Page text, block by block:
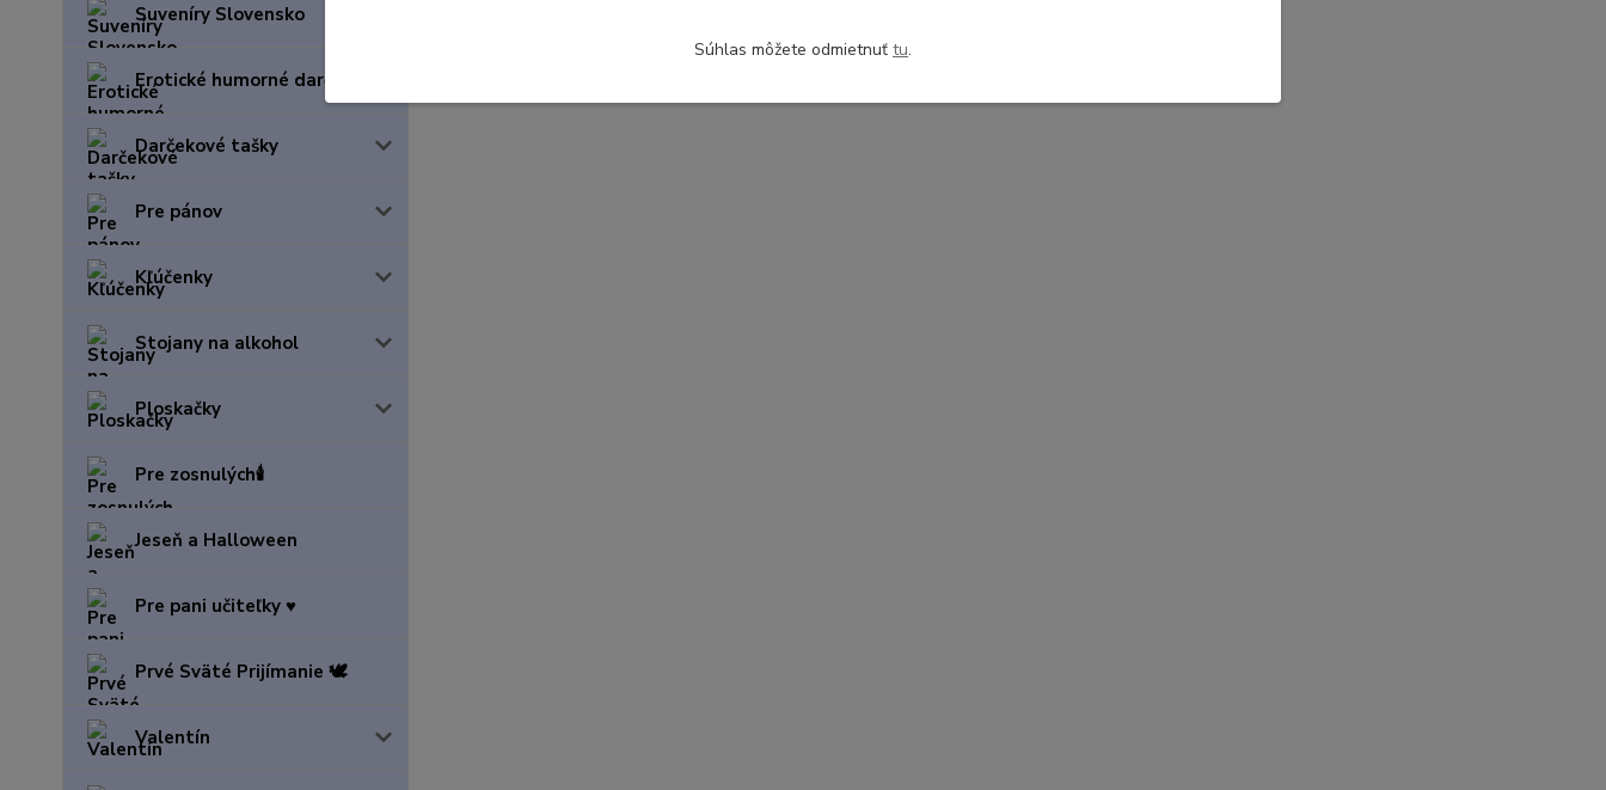
Suveníry Slovensko
Erotické humorné darčeky
Darčekové tašky
Pre pánov
Kľúčenky
Stojany na alkohol
Ploskačky
Pre zosnulých🕯️
Jeseň a Halloween
Pre pani učiteľky ♥️
Prvé Sväté Prijímanie 🕊️
Valentín
Súhlas môžete odmietnuť tu.